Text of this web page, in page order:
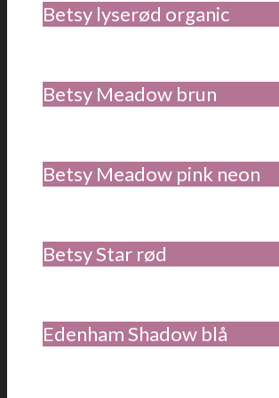
Betsy lyserød organic
Betsy Meadow brun
Betsy Meadow pink neon
Betsy Star rød
Edenham Shadow blå